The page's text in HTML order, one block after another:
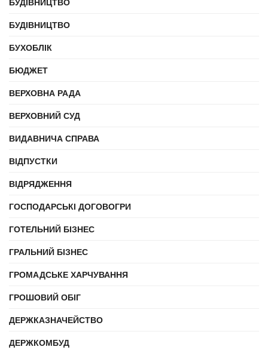
БУДІВНИЦТВО
БУХОБЛІК
БЮДЖЕТ
ВЕРХОВНА РАДА
ВЕРХОВНИЙ СУД
ВИДАВНИЧА СПРАВА
ВІДПУСТКИ
ВІДРЯДЖЕННЯ
ГОСПОДАРСЬКІ ДОГОВОГРИ
ГОТЕЛЬНИЙ БІЗНЕС
ГРАЛЬНИЙ БІЗНЕС
ГРОМАДСЬКЕ ХАРЧУВАННЯ
ГРОШОВИЙ ОБІГ
ДЕРЖКАЗНАЧЕЙСТВО
ДЕРЖКОМБУД